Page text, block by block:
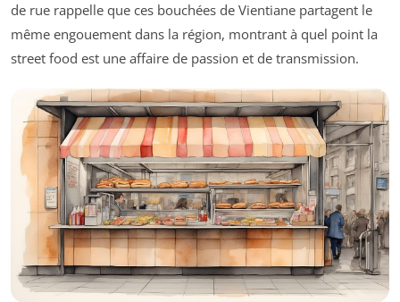
de rue rappelle que ces bouchées de Vientiane partagent le
même engouement dans la région, montrant à quel point la
street food est une affaire de passion et de transmission.